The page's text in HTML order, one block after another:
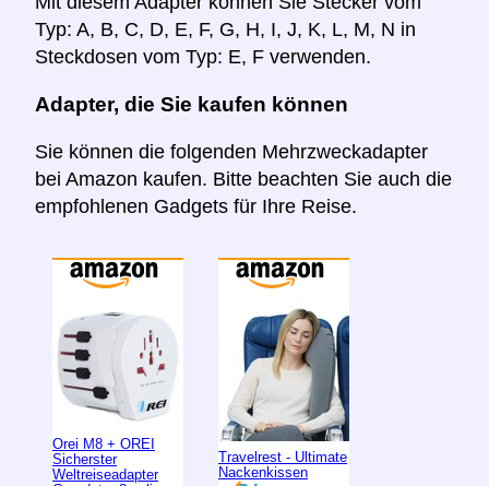
Typ: A, B, C, D, E, F, G, H, I, J, K, L, M, N in
Steckdosen vom Typ: E, F verwenden.
Adapter, die Sie kaufen können
Sie können die folgenden Mehrzweckadapter
bei Amazon kaufen. Bitte beachten Sie auch die
empfohlenen Gadgets für Ihre Reise.
Orei M8 + OREI
Sicherster
Weltreiseadapter
Travelrest - Ultimate
Nackenkissen